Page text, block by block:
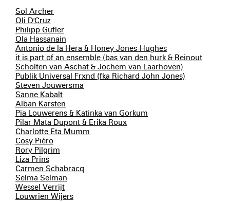
Sol Archer
Oli D'Cruz
Philipp Gufler
Ola Hassanain
Antonio de la Hera & Honey Jones-Hughes
it is part of an ensemble (bas van den hurk & Reinout
Scholten van Aschat & Jochem van Laarhoven)
Publik Universal Frxnd (fka Richard John Jones)
Steven Jouwersma
Sanne Kabalt
Alban Karsten
Pia Louwerens & Katinka van Gorkum
Pilar Mata Dupont & Erika Roux
Charlotte Eta Mumm
Cosy Pièro
Rory Pilgrim
Liza Prins
Carmen Schabracq
Selma Selman
Wessel Verrijt
Louwrien Wijers